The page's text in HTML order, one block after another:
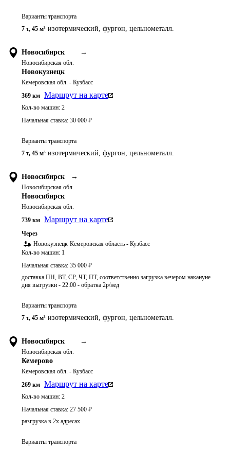
Варианты транспорта
7 т, 45 м³ изотермический, фургон, цельнометалл.
Новосибирск →
Новосибирская обл.
Новокузнецк
Кемеровская обл. - Кузбасс
369 км Маршрут на карте
Кол-во машин: 2
Начальная ставка: 30 000 ₽
Варианты транспорта
7 т, 45 м³ изотермический, фургон, цельнометалл.
Новосибирск →
Новосибирская обл.
Новосибирск
Новосибирская обл.
739 км Маршрут на карте
Через
Новокузнецк Кемеровская область - Кузбасс
Кол-во машин: 1
Начальная ставка: 35 000 ₽
доставка ПН, ВТ, СР, ЧТ, ПТ, соответственно загрузка вечером накануне
дня выгрузки - 22:00 - обратка 2р/нед
Варианты транспорта
7 т, 45 м³ изотермический, фургон, цельнометалл.
Новосибирск →
Новосибирская обл.
Кемерово
Кемеровская обл. - Кузбасс
269 км Маршрут на карте
Кол-во машин: 2
Начальная ставка: 27 500 ₽
разгрузка в 2х адресах
Варианты транспорта